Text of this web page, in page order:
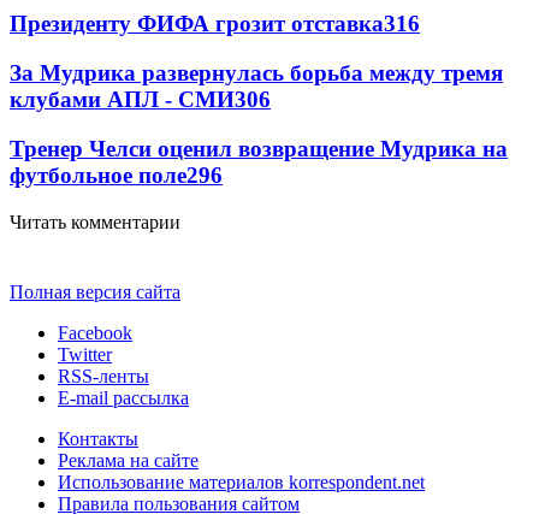
Президенту ФИФА грозит отставка316
За Мудрика развернулась борьба между тремя
клубами АПЛ - СМИ306
Тренер Челси оценил возвращение Мудрика на
футбольное поле296
Читать комментарии
Полная версия сайта
Facebook
Twitter
RSS-ленты
E-mail рассылка
Контакты
Реклама на сайте
Использование материалов korrespondent.net
Правила пользования сайтом